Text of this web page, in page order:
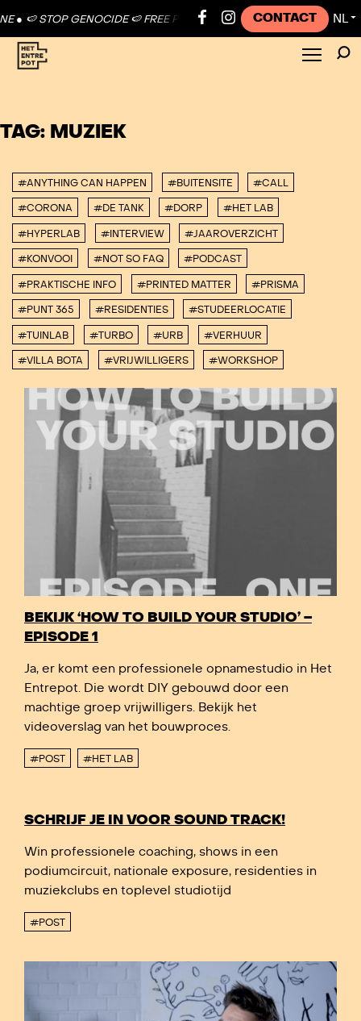
🍉 STOP GENOCIDE 🍉 FREE PALESTINE ● 🍉 STOP GENOCIDE 🍉
CONTACT NL ▼
TAG: MUZIEK
#ANYTHING CAN HAPPEN #BUITENSITE #CALL
#CORONA #DE TANK #DORP #HET LAB
#HYPERLAB #INTERVIEW #JAAROVERZICHT
#KONVOOI #NOT SO FAQ #PODCAST
#PRAKTISCHE INFO #PRINTED MATTER #PRISMA
#PUNT 365 #RESIDENTIES #STUDEERLOCATIE
#TUINLAB #TURBO #URB #VERHUUR
#VILLA BOTA #VRIJWILLIGERS #WORKSHOP
BEKIJK ‘HOW TO BUILD YOUR STUDIO’ –
EPISODE 1
Ja, er komt een professionele opnamestudio in Het
Entrepot. Die wordt DIY gebouwd door een
machtige groep vrijwilligers. Bekijk het
videoverslag van het bouwproces.
#POST #HET LAB
SCHRIJF JE IN VOOR SOUND TRACK!
Win professionele coaching, shows in een
podiumcircuit, nationale exposure, residenties in
muziekclubs en toplevel studiotijd
#POST